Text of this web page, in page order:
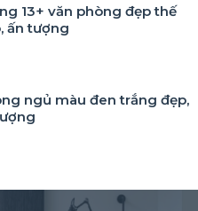
13+ văn phòng đẹp thế
ấn tượng
ngủ màu đen trắng đẹp,